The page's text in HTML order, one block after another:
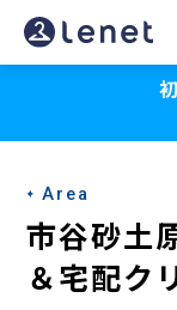
市
谷
土
原
町
の
Area
市谷砂土
＆宅配ク